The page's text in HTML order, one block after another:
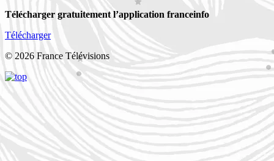
Télécharger gratuitement l’application franceinfo
Télécharger
© 2026 France Télévisions